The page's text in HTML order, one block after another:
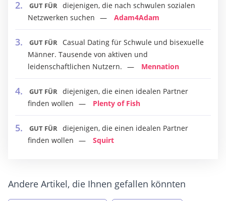
GUT FÜR diejenigen, die nach schwulen sozialen
Netzwerken suchen
Adam4Adam
GUT FÜR
Casual Dating für Schwule und bisexuelle
Männer. Tausende von aktiven und
leidenschaftlichen Nutzern.
Mennation
GUT FÜR diejenigen, die einen idealen Partner
finden wollen
Plenty of Fish
GUT FÜR diejenigen, die einen idealen Partner
finden wollen
Squirt
Andere Artikel, die Ihnen gefallen könnten